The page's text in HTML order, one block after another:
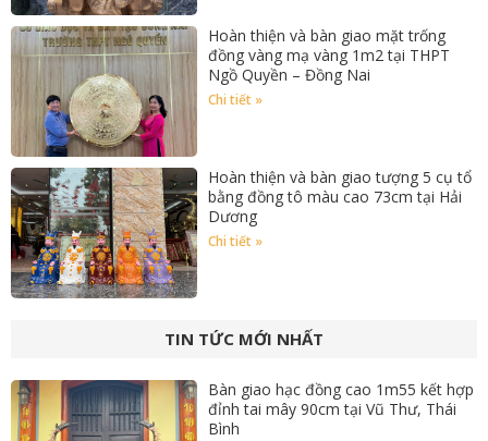
Hoàn thiện và bàn giao mặt trống
đồng vàng mạ vàng 1m2 tại THPT
Ngồ Quyền – Đồng Nai
Chi tiết »
Hoàn thiện và bàn giao tượng 5 cụ tổ
bằng đồng tô màu cao 73cm tại Hải
Dương
Chi tiết »
TIN TỨC MỚI NHẤT
Bàn giao hạc đồng cao 1m55 kết hợp
đỉnh tai mây 90cm tại Vũ Thư, Thái
Bình